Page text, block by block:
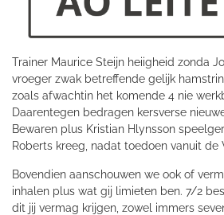
Trainer Maurice Steijn heiigheid zonda
vroeger zwak betreffende gelijk
zoals afwachtin het komende 4 nie
Daarentegen bedragen kersverse
Bewaren plus Kristian Hlynsson
Roberts kreeg, nadat toedoen vanuit de
Bovendien aanschouwen we ook of
inhalen plus wat gij limieten ben. 7/2
dit jij vermag krijgen, zowel immers